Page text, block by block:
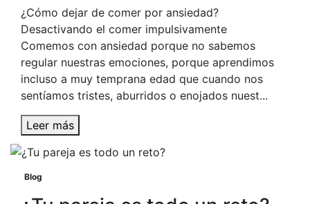
¿Cómo dejar de comer por ansiedad?
Desactivando el comer impulsivamente
Comemos con ansiedad porque no sabemos
regular nuestras emociones, porque aprendimos
incluso a muy temprana edad que cuando nos
sentíamos tristes, aburridos o enojados nuest...
Leer más
Blog